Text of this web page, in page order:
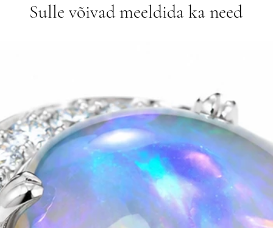
Sulle võivad meeldida ka need